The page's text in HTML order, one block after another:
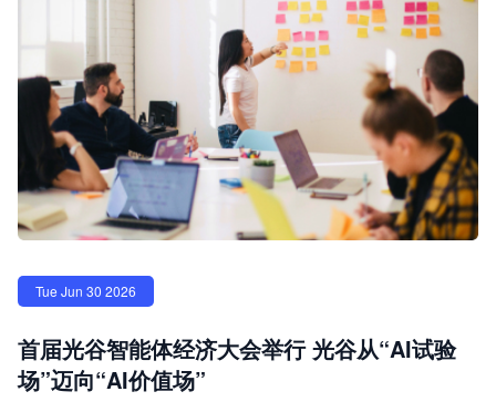
Tue Jun 30 2026
首届光谷智能体经济大会举行 光谷从“AI试验
场”迈向“AI价值场”